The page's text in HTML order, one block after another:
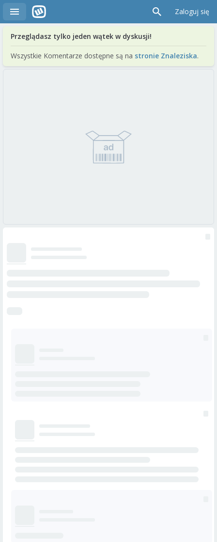
Zaloguj się
Przeglądasz tylko jeden wątek w dyskusji!
Wszystkie Komentarze dostępne są na stronie Znaleziska.